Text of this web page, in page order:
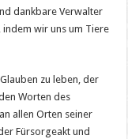
dankbare Verwalter
indem wir uns um Tiere
zu leben, der
Worten des
allen Orten seiner
Fürsorgeakt und